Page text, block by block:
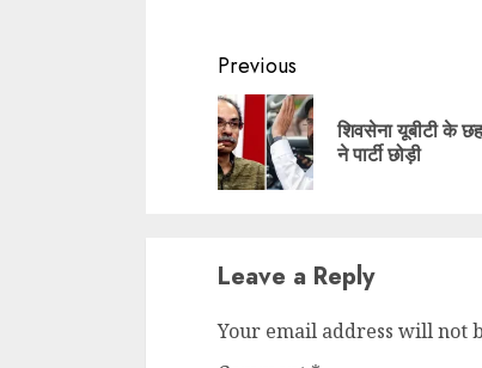
Continue
Reading
Previous
शिवसेना यूबीटी के
ने पार्टी छोड़ी
Leave a Reply
Your email address will not